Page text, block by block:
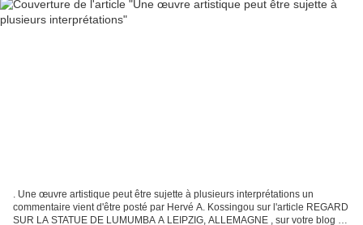
. Une œuvre artistique peut être sujette à plusieurs interprétations un
commentaire vient d'être posté par Hervé A. Kossingou sur l'article REGARD
SUR LA STATUE DE LUMUMBA A LEIPZIG, ALLEMAGNE , sur votre blog Le